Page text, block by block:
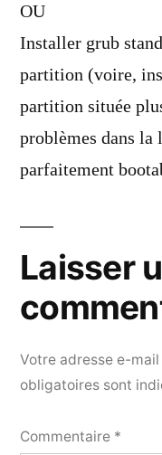
OU
Installer grub
partition (voire,
partition située
problèmes dans
parfaitement
Laisser
Votre adresse e-
obligatoires sont
Commentaire *